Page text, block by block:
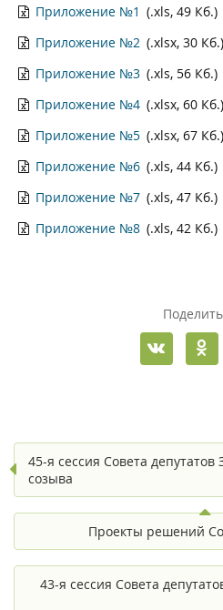
Приложение №1 (.xls, 49 Кб.)
Приложение №2 (.xlsx, 30 Кб.)
Приложение №3 (.xls, 56 Кб.)
Приложение №4 (.xlsx, 60 Кб.)
Приложение №5 (.xlsx, 67 Кб.)
Приложение №6 (.xls, 44 Кб.)
Приложение №7 (.xls, 47 Кб.)
Приложение №8 (.xls, 42 Кб.)
45-я сессия Совета депутатов
созыва
Проекты решений
43-я сессия Совета